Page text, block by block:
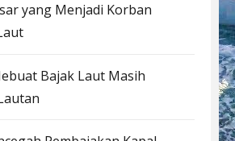
yang Menjadi Korban
Bajak Laut Masih